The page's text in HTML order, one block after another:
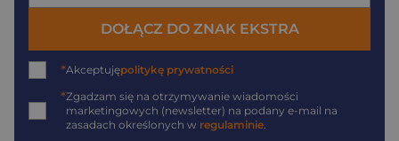
DOŁĄCZ DO ZNAK EKSTRA
*Akceptujępolitykę prywatności
*Zgadzam się na otrzymywanie wiadomości
marketingowych (newsletter) na podany e-mail na
zasadach określonych w regulaminie.